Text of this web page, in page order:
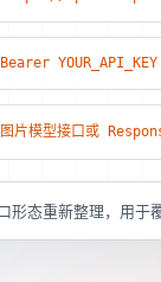
Bearer YOUR_API_KEY
图片模型接口或
态重新整理，用于